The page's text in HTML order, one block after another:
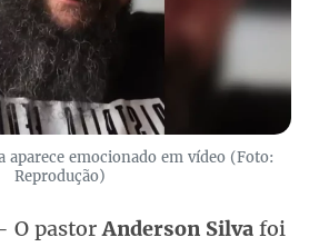
aparece emocionado em vídeo (Foto:
Reprodução)
O pastor Anderson Silva foi